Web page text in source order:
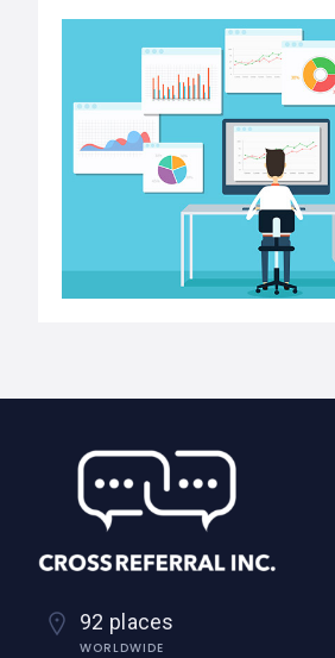
92 places
WORLDWIDE